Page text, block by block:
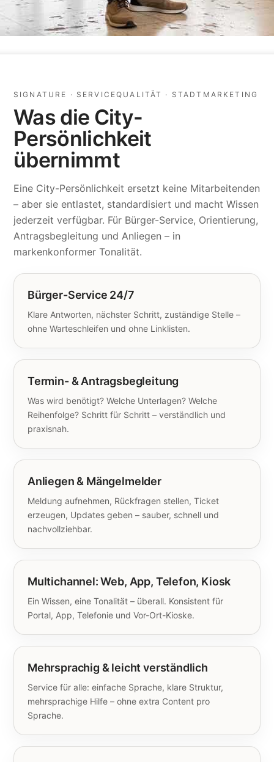
SIGNATURE · SERVICEQUALITÄT · STADTMARKETING
Was die City-
Persönlichkeit
übernimmt
Eine City-Persönlichkeit ersetzt keine Mitarbeitenden
– aber sie entlastet, standardisiert und macht Wissen
jederzeit verfügbar. Für Bürger-Service, Orientierung,
Antragsbegleitung und Anliegen – in
markenkonformer Tonalität.
Bürger-Service 24/7
Klare Antworten, nächster Schritt, zuständige Stelle –
ohne Warteschleifen und ohne Linklisten.
Termin- & Antragsbegleitung
Was wird benötigt? Welche Unterlagen? Welche
Reihenfolge? Schritt für Schritt – verständlich und
praxisnah.
Anliegen & Mängelmelder
Meldung aufnehmen, Rückfragen stellen, Ticket
erzeugen, Updates geben – sauber, schnell und
nachvollziehbar.
Multichannel: Web, App, Telefon, Kiosk
Ein Wissen, eine Tonalität – überall. Konsistent für
Portal, App, Telefonie und Vor-Ort-Kioske.
Mehrsprachig & leicht verständlich
Service für alle: einfache Sprache, klare Struktur,
mehrsprachige Hilfe – ohne extra Content pro
Sprache.